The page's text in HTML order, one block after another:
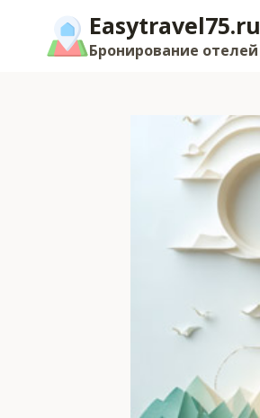
содержимому
Easytravel75.ru
Бронирование отелей